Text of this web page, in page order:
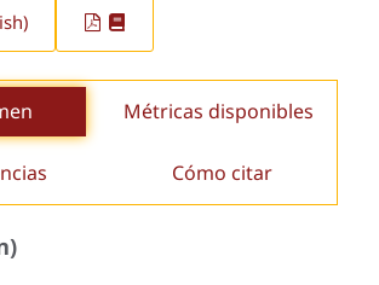
Métricas disponibles
Cómo citar